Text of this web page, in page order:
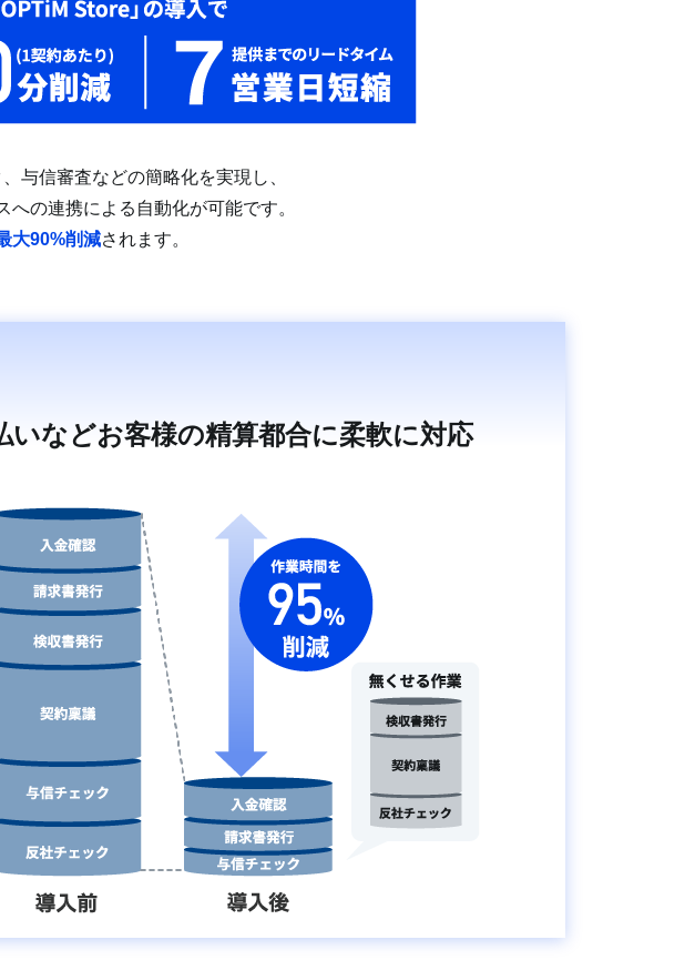
与信審査などの簡略化を実現し、
の連携による自動化が可能です。
大90%削減されます。
などお客様の精算都合に柔軟に対応